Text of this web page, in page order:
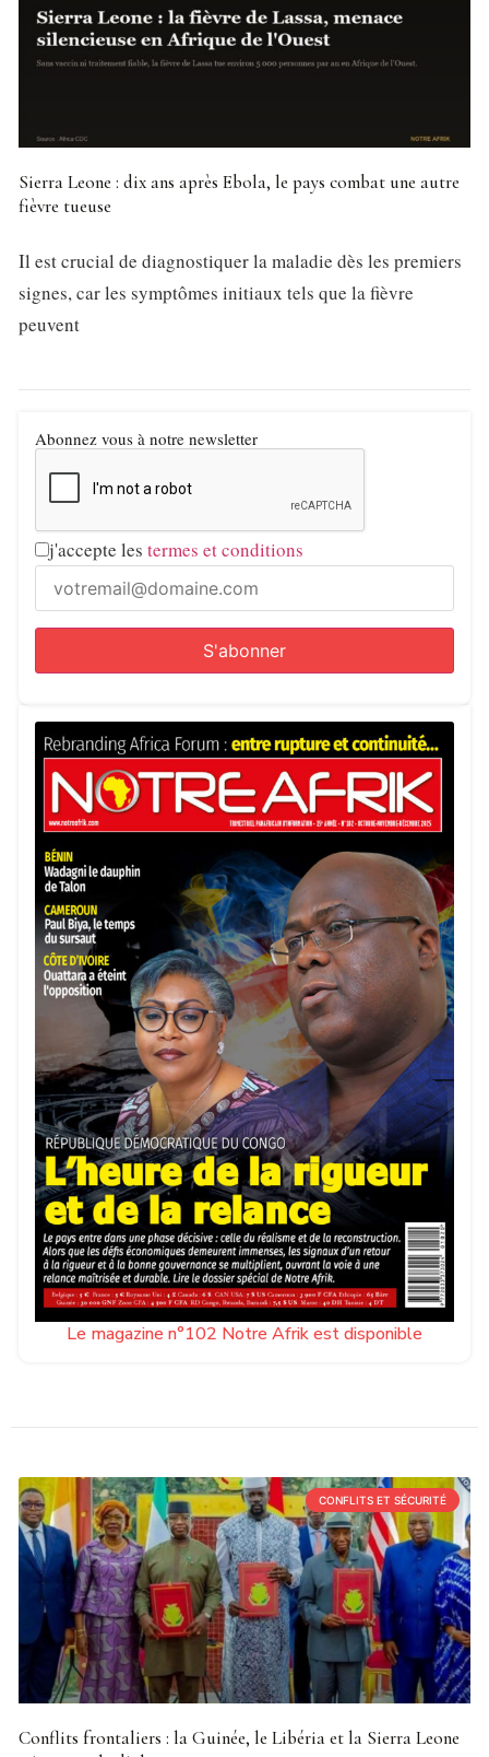
Sierra Leone : dix ans après Ebola, le pays combat une autre
fièvre tueuse
Il est crucial de diagnostiquer la maladie dès les premiers
signes, car les symptômes initiaux tels que la fièvre
peuvent
Abonnez vous à notre newsletter
j'accepte les termes et conditions
Le magazine n°102 Notre Afrik est disponible
CONFLITS ET SÉCURITÉ
Conflits frontaliers : la Guinée, le Libéria et la Sierra Leone